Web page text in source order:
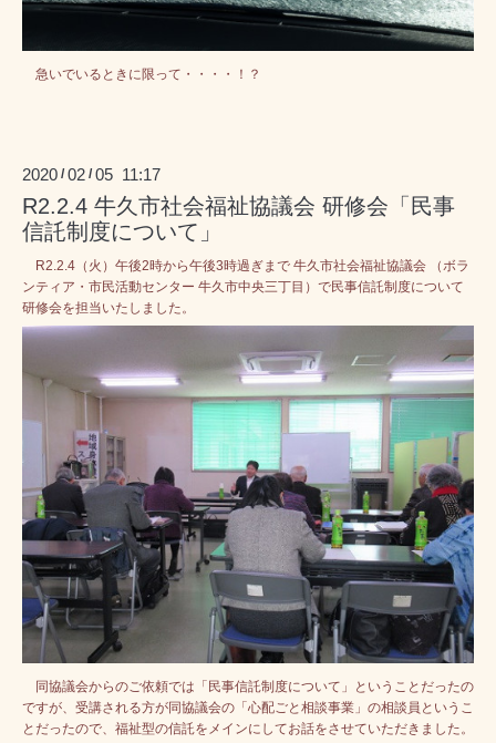
急いでいるときに限って・・・・！？
2020 /02 /05 11:17
R2.2.4 牛久市社会福祉協議会 研修会「民事
信託制度について」
R2.2.4（火）午後2時から午後3時過ぎまで 牛久市社会福祉協議会 （ボラ
ンティア・市民活動センター 牛久市中央三丁目）で民事信託制度について
研修会を担当いたしました。
同協議会からのご依頼では「民事信託制度について」ということだったの
ですが、受講される方が同協議会の「心配ごと相談事業」の相談員というこ
とだったので、福祉型の信託をメインにしてお話をさせていただきました。